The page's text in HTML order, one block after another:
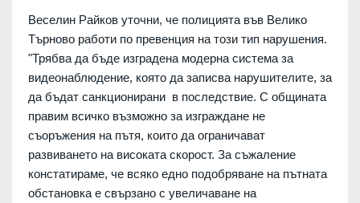
Веселин Райков уточни, че полицията във Велико
Търново работи по превенция на този тип нарушения.
"Трябва да бъде изградена модерна система за
видеонаблюдение, която да записва нарушителите, за
да бъдат санкционирани в последствие. С общината
правим всичко възможно за изграждане не
съоръжения на пътя, които да ограничават
развиването на високата скорост. За съжаление
констатираме, че всяко едно подобряване на пътната
обстановка е свързано с увеличаване на